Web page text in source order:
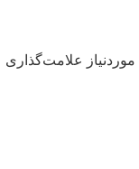
علامت‌گذاری